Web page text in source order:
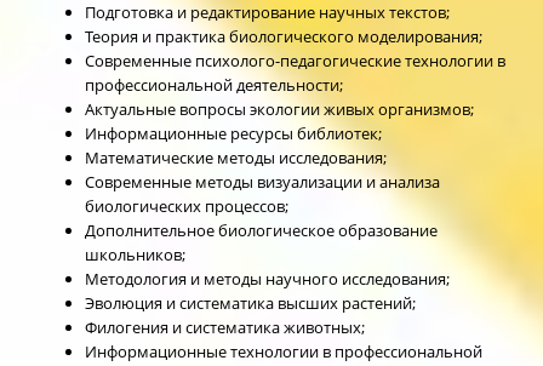
Подготовка и редактирование научных текстов;
Теория и практика биологического моделирования;
Современные психолого-педагогические технологии в
профессиональной деятельности;
Актуальные вопросы экологии живых организмов;
Информационные ресурсы библиотек;
Математические методы исследования;
Современные методы визуализации и анализа
биологических процессов;
Дополнительное биологическое образование
школьников;
Методология и методы научного исследования;
Эволюция и систематика высших растений;
Филогения и систематика животных;
Информационные технологии в профессиональной